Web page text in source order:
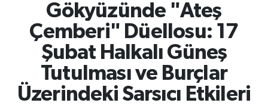
Gökyüzünde "Ateş
Çemberi" Düellosu: 17
Şubat Halkalı Güneş
Tutulması ve Burçlar
Üzerindeki Sarsıcı Etkileri